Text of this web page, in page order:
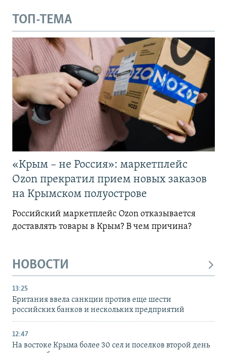
ТОП-ТЕМА
«Крым – не Россия»: маркетплейс
Ozon прекратил прием новых заказов
на Крымском полуострове
Российский маркетплейс Ozon отказывается
доставлять товары в Крым? В чем причина?
НОВОСТИ
13:25
Британия ввела санкции против еще шести
российских банков и нескольких предприятий
12:47
На востоке Крыма более 30 сел и поселков второй день